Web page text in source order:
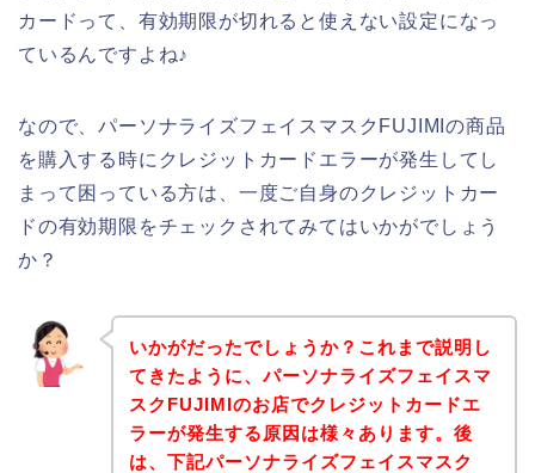
カードって、有効期限が切れると使えない設定になっ
ているんですよね♪
なので、パーソナライズフェイスマスクFUJIMIの商品
を購入する時にクレジットカードエラーが発生してし
まって困っている方は、一度ご自身のクレジットカー
ドの有効期限をチェックされてみてはいかがでしょう
か？
いかがだったでしょうか？これまで説明し
てきたように、パーソナライズフェイスマ
スクFUJIMIのお店でクレジットカードエ
ラーが発生する原因は様々あります。後
は、下記パーソナライズフェイスマスク